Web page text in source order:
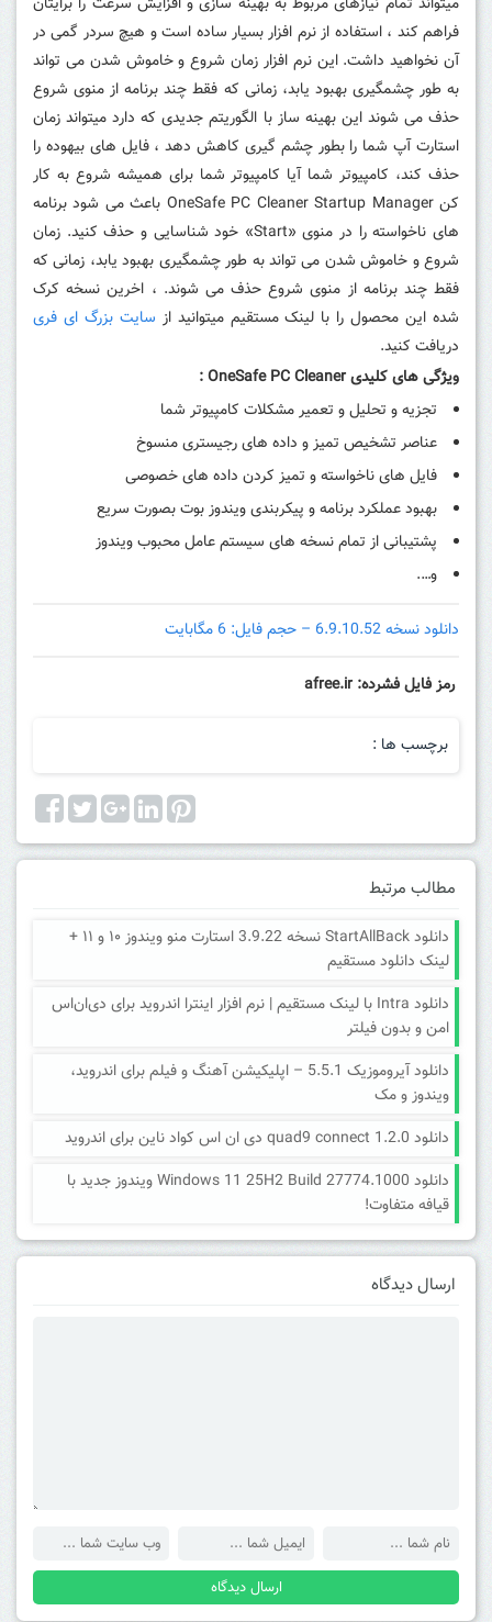
فراهم کند ، استفاده از نرم افزار بسیار ساده است و هیچ سردر گمی در
آن نخواهید داشت. این نرم افزار زمان شروع و خاموش شدن می تواند
به طور چشمگیری بهبود یابد، زمانی که فقط چند برنامه از منوی شروع
حذف می شوند این بهینه ساز با الگوریتم جدیدی که دارد میتواند زمان
استارت آپ شما را بطور چشم گیری کاهش دهد ، فایل های بیهوده را
حذف کند، کامپیوتر شما آیا کامپیوتر شما برای همیشه شروع به کار
کن OneSafe PC Cleaner Startup Manager باعث می شود برنامه
های ناخواسته را در منوی «Start» خود شناسایی و حذف کنید. زمان
شروع و خاموش شدن می تواند به طور چشمگیری بهبود یابد، زمانی که
فقط چند برنامه از منوی شروع حذف می شوند. ، اخرین نسخه کرک
شده این محصول را با لینک مستقیم میتوانید از سایت بزرگ ای فری
دریافت کنید.
ویژگی های کلیدیOneSafe PC Cleaner
:
تجزیه و تحلیل و تعمیر مشکلات کامپیوتر شما
عناصر تشخیص تمیز و داده های رجیستری منسوخ
فایل های ناخواسته و تمیز کردن داده های خصوصی
بهبود عملکرد برنامه و پیکربندی ویندوز بوت بصورت سریع
پشتیبانی از تمام نسخه های سیستم عامل محبوب ویندوز
و….
دانلود نسخه 6.9.10.52 – حجم فایل: 6 مگابایت
رمز فایل فشرده: afree.ir
برچسب ها :
مطالب مرتبط
دانلود StartAllBack نسخه 3.9.22 استارت منو ویندوز ۱۰ و ۱۱ +
لینک دانلود مستقیم
دانلود Intra با لینک مستقیم | نرم افزار اینترا اندروید برای دی‌ان‌اس
امن و بدون فیلتر
دانلود آیروموزیک 5.5.1 – اپلیکیشن آهنگ و فیلم برای اندروید،
ویندوز و مک
دانلود quad9 connect 1.2.0 دی ان اس کواد ناین برای اندروید
دانلود Windows 11 25H2 Build 27774.1000 ویندوز جدید با
قیافه متفاوت!
ارسال دیدگاه